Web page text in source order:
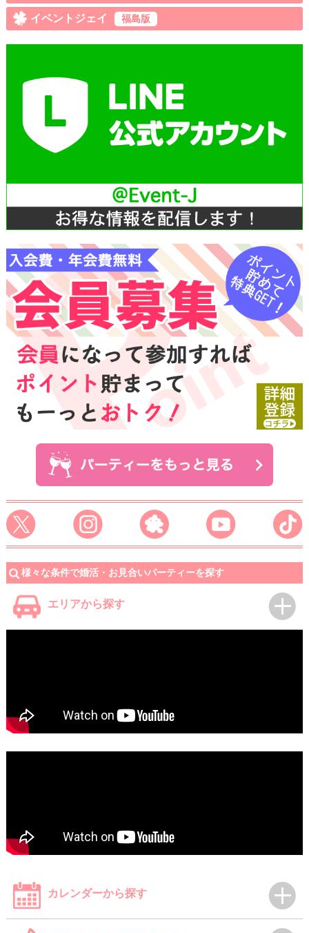
イベントジェイ 福島版
様々な条件で婚活・お見合いパーティーを探す
エリアから探す
カレンダーから探す